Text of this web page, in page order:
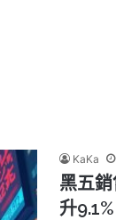
KaKa
黑五
升9.1%